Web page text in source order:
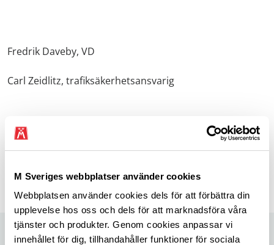
M Sveriges webbplatser använder cookies
Webbplatsen använder cookies dels för att förbättra din
upplevelse hos oss och dels för att marknadsföra våra
tjänster och produkter. Genom cookies anpassar vi
innehållet för dig, tillhandahåller funktioner för sociala
Fredrik Daveby, VD
Carl Zeidlitz, trafiksäkerhetsansvarig
Senast uppdaterad 5 september 2024
Dela sidan på Facebook
Dela sidan på XDela sidan på Linkedin